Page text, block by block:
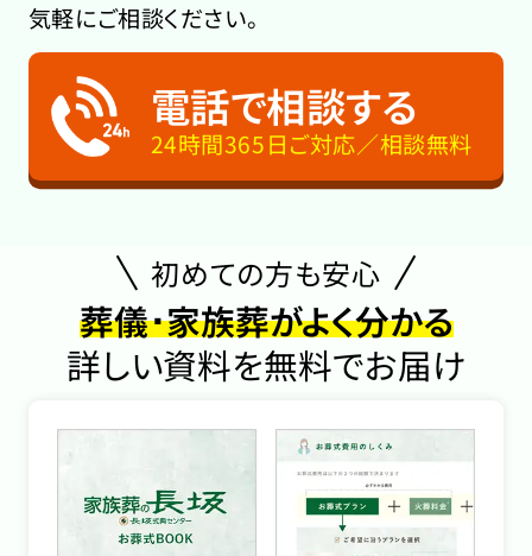
気軽にご相談ください。
電話で相談する
24時間365日ご対応／相談無料
初めての方も安心
葬儀･家族葬がよく分かる
詳しい資料を無料でお届け